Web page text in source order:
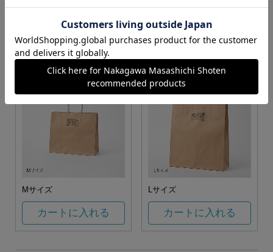
カートに入れる カートに入れる
Mサイズ
カートに入れる
Lサイズ
カートに入れる